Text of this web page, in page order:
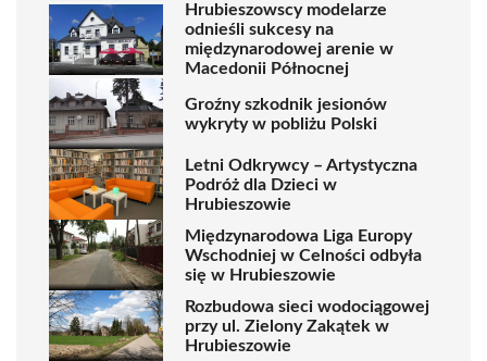
Hrubieszowscy modelarze
odnieśli sukcesy na
międzynarodowej arenie w
Macedonii Północnej
Groźny szkodnik jesionów
wykryty w pobliżu Polski
Letni Odkrywcy – Artystyczna
Podróż dla Dzieci w
Hrubieszowie
Międzynarodowa Liga Europy
Wschodniej w Celności odbyła
się w Hrubieszowie
Rozbudowa sieci wodociągowej
przy ul. Zielony Zakątek w
Hrubieszowie